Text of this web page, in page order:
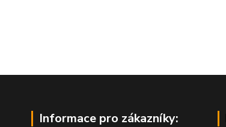
Informace pro zákazníky: